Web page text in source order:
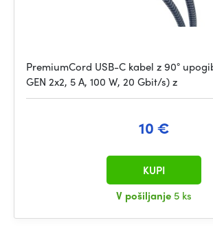
PremiumCord USB-C kabel z 90°
GEN 2x2, 5 A, 100 W, 20 Gbit/s) z
10 €
V pošiljanje 5 ks
KUPI